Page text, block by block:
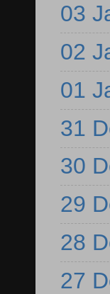
03
02
01
31
30
29
28
27